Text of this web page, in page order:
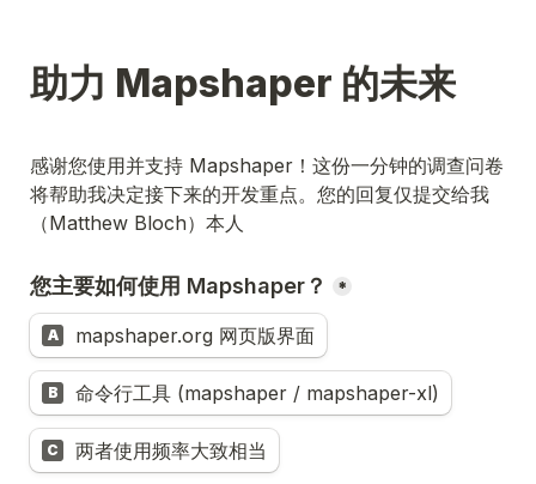
助力 Mapshaper 的未来
感谢您使用并支持 Mapshaper！这份一分钟的调查问卷
将帮助我决定接下来的开发重点。您的回复仅提交给我
（Matthew Bloch）本人
您主要如何使用 Mapshaper？ *
A mapshaper.org 网页版界面
B 命令行工具 (mapshaper / mapshaper-xl)
C 两者使用频率大致相当